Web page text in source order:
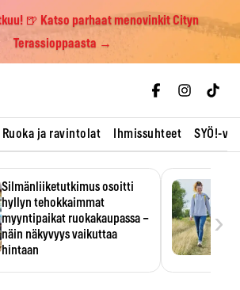
🍺 Katso parhaat menovinkit Cityn
Terassioppaasta →
Ruoka ja ravintolat Ihmissuhteet SYÖ!-
Silmänliiketutkimus osoitti
hyllyn tehokkaimmat
myyntipaikat ruokakaupassa –
näin näkyvyys vaikuttaa
hintaan
›